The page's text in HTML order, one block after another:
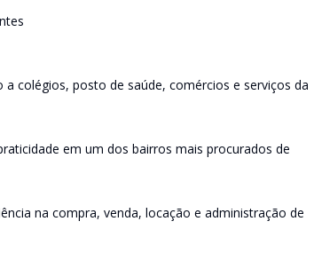
colégios, posto de saúde, comércios e serviços da
em um dos bairros mais procurados de
na compra, venda, locação e administração de